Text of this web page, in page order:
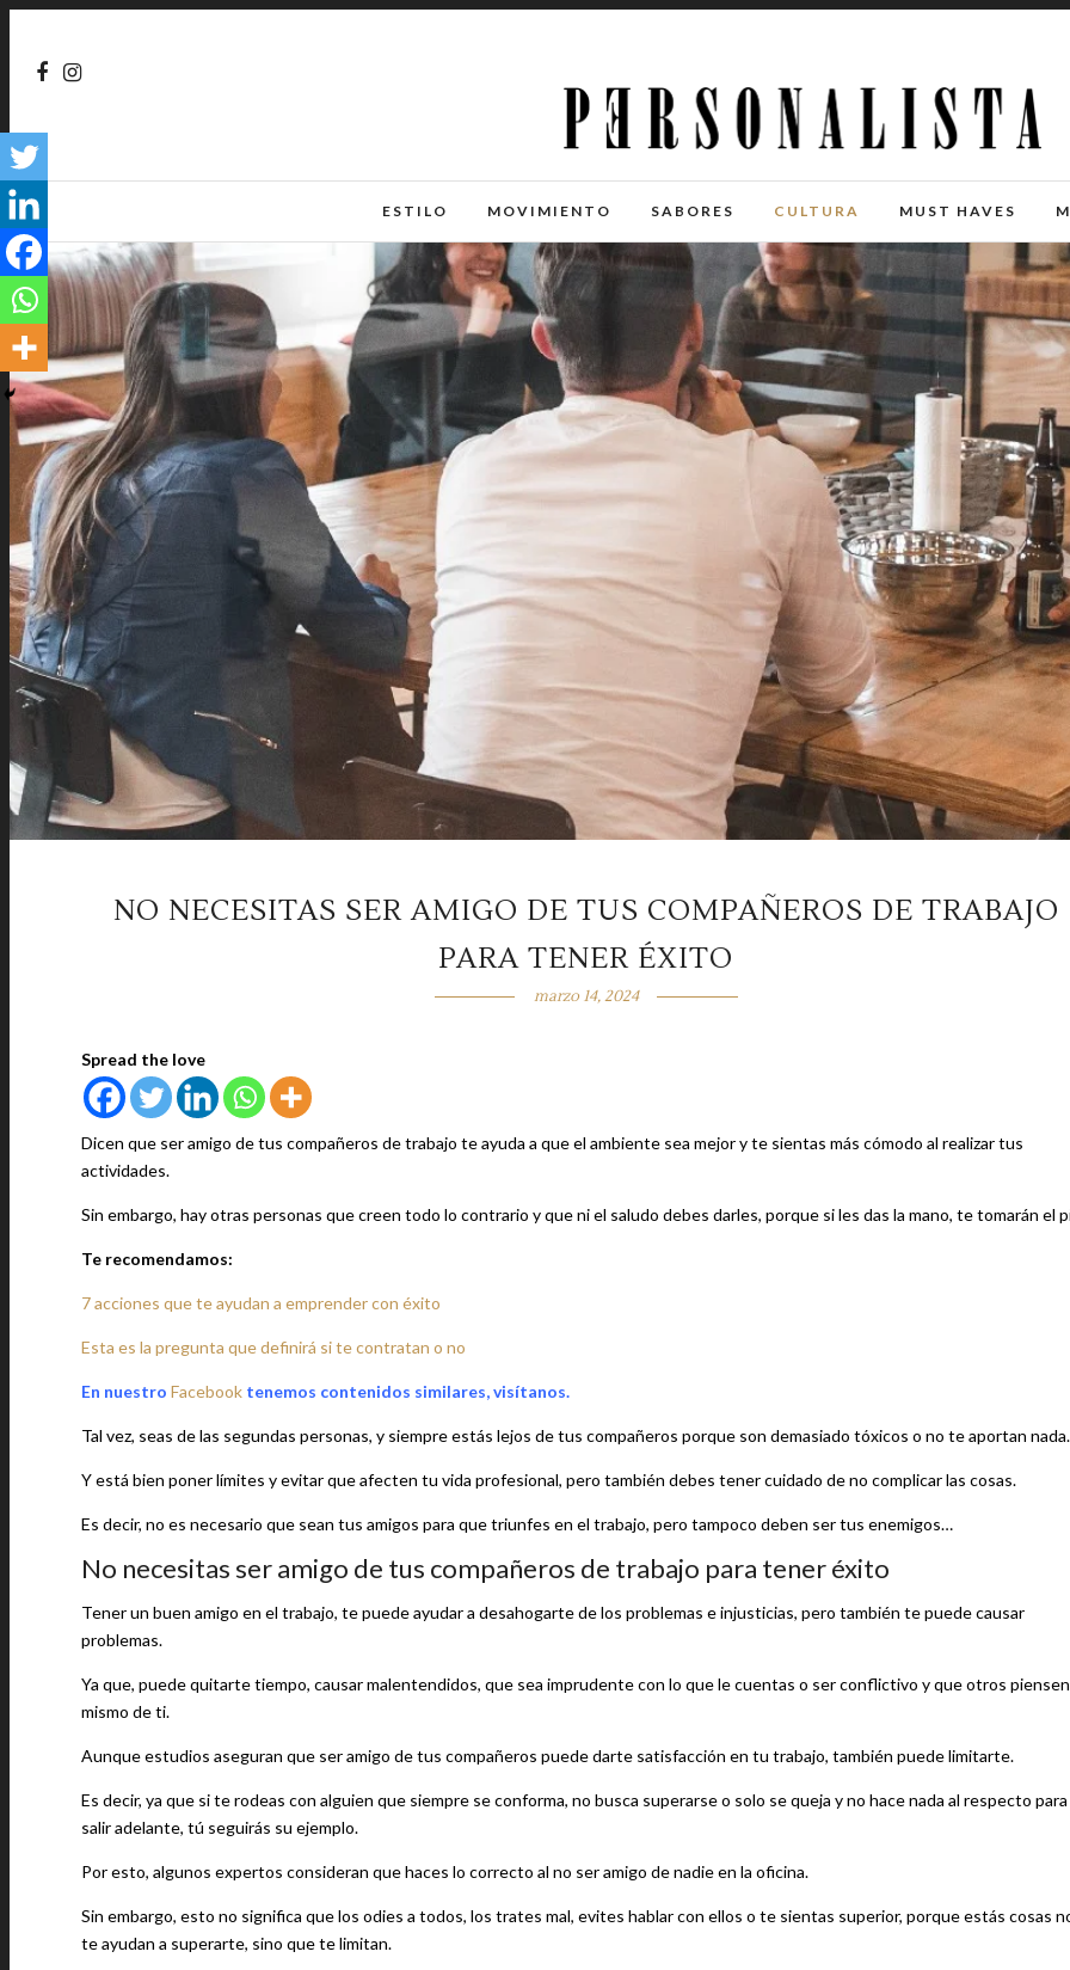
ESTILO MOVIMIENTO SABORES CULTURA MUST HAVES
NO NECESITAS SER AMIGO DE TUS COMPAÑEROS DE TRABAJO
PARA TENER ÉXITO
marzo 14, 2024
Spread the love
Dicen que ser amigo de tus compañeros de trabajo te ayuda a que el ambiente sea mejor y te sientas más cómodo al realizar tus
actividades.
Sin embargo, hay otras personas que creen todo lo contrario y que ni el saludo debes darles, porque si les das la mano, te tomarán el
Te recomendamos:
7 acciones que te ayudan a emprender con éxito
Esta es la pregunta que definirá si te contratan o no
En nuestro Facebook tenemos contenidos similares, visítanos.
Tal vez, seas de las segundas personas, y siempre estás lejos de tus compañeros porque son demasiado tóxicos o no te aportan nada.
Y está bien poner límites y evitar que afecten tu vida profesional, pero también debes tener cuidado de no complicar las cosas.
Es decir, no es necesario que sean tus amigos para que triunfes en el trabajo, pero tampoco deben ser tus enemigos…
No necesitas ser amigo de tus compañeros de trabajo para tener éxito
Tener un buen amigo en el trabajo, te puede ayudar a desahogarte de los problemas e injusticias, pero también te puede causar
problemas.
Ya que, puede quitarte tiempo, causar malentendidos, que sea imprudente con lo que le cuentas o ser conflictivo y que otros
mismo de ti.
Aunque estudios aseguran que ser amigo de tus compañeros puede darte satisfacción en tu trabajo, también puede limitarte.
Es decir, ya que si te rodeas con alguien que siempre se conforma, no busca superarse o solo se queja y no hace nada al respecto para
salir adelante, tú seguirás su ejemplo.
Por esto, algunos expertos consideran que haces lo correcto al no ser amigo de nadie en la oficina.
Sin embargo, esto no significa que los odies a todos, los trates mal, evites hablar con ellos o te sientas superior, porque estás cosas
te ayudan a superarte, sino que te limitan.